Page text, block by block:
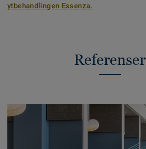
ytbehandlingen Essenza.
Referenser